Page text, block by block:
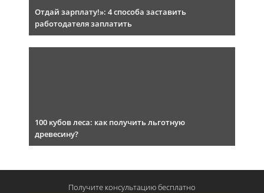
Отдай зарплату!»: 4 способа заставить
работодателя заплатить
100 кубов леса: как получить льготную
древесину?
Получите консультациюбесплатно